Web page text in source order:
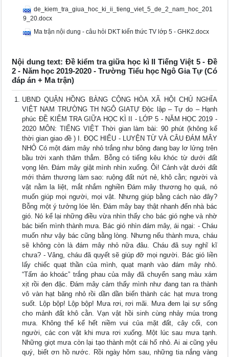
de_kiem_tra_giua_hoc_ki_ii_tieng_viet_5_de_2_nam_hoc_201
9_20.docx
Ma trận nội dung - câu hỏi DKT kiến thức TV lớp 5 - GHK2.docx
Nội dung text: Đề kiểm tra giữa học kì II Tiếng Việt 5 - Đề
2 - Năm học 2019-2020 - Trường Tiểu học Ngô Gia Tự (Có
đáp án + Ma trận)
UBND QUẬN HỒNG BÀNG CỘNG HÒA XÃ HỘI CHỦ NGHĨA
VIỆT NAM TRƯỜNG TH NGÔ GIATỰ Độc lập – Tự do – Hạnh
phúc ĐỀ KIỂM TRA GIỮA HỌC KÌ II - LỚP 5 - NĂM HỌC 2019 -
2020 MÔN: TIẾNG VIỆT Thời gian làm bài: 90 phút (không kể
thời gian giao đề ) I. ĐỌC HIỂU - LUYỆN TỪ VÀ CÂU ĐÁM MÂY
NHỎ Có một đám mây nhỏ trắng như bông đang bay lơ lửng trên
bầu trời xanh thăm thẳm. Bỗng có tiếng kêu khóc từ dưới đất
vọng lên. Đám mây giật mình nhìn xuống. Ôi! Cảnh vật dưới đất
mới thảm thương làm sao: ruộng đất nứt nẻ, khô cằn; người và
vật nằm la liệt, mắt nhắm nghiền Đám mây thương họ quá, nó
muốn giúp mọi người, mọi vật. Nhưng giúp bằng cách nào đây?
Bỗng một ý tưởng lóe lên. Đám mây bay thật nhanh đến nhà bác
gió. Nó kể lại những điều vừa nhìn thấy cho bác gió nghe và nhờ
bác biến mình thành mưa. Bác gió nhìn đám mây, ái ngại: - Cháu
muốn như vậy bác cũng bằng lòng. Nhưng nếu thành mưa, cháu
sẽ không còn là đám mây nhỏ nữa đâu. Cháu đã suy nghĩ kĩ
chưa? - Vâng, cháu đã quyết sẽ giúp đỡ mọi người. Bác gió liền
lấy chiếc quạt thần của mình, quạt mạnh vào đám mây nhỏ.
“Tấm áo khoác” trắng phau của mây đã chuyển sang màu xám
xịt rồi đen đặc. Đám mây cảm thấy mình như đang tan ra thành
vô vàn hạt băng nhỏ rồi dần dần biến thành các hạt mưa trong
suốt. Lộp bộp! Lộp bộp! Mưa rơi, rơi mãi. Mưa đem lại sự sống
cho mảnh đất khô cằn. Vạn vật hồi sinh cùng nhảy múa trong
mưa. Không thể kể hết niềm vui của mặt đất, cây cối, con
người, các con vật khi mưa rơi xuống. Một lúc sau mưa tạnh.
Những giọt mưa còn lại tạo thành một cái hố nhỏ. Ai ai cũng yêu
quý, biết ơn hồ nước. Rồi ngày hôm sau, những tia nắng vàng